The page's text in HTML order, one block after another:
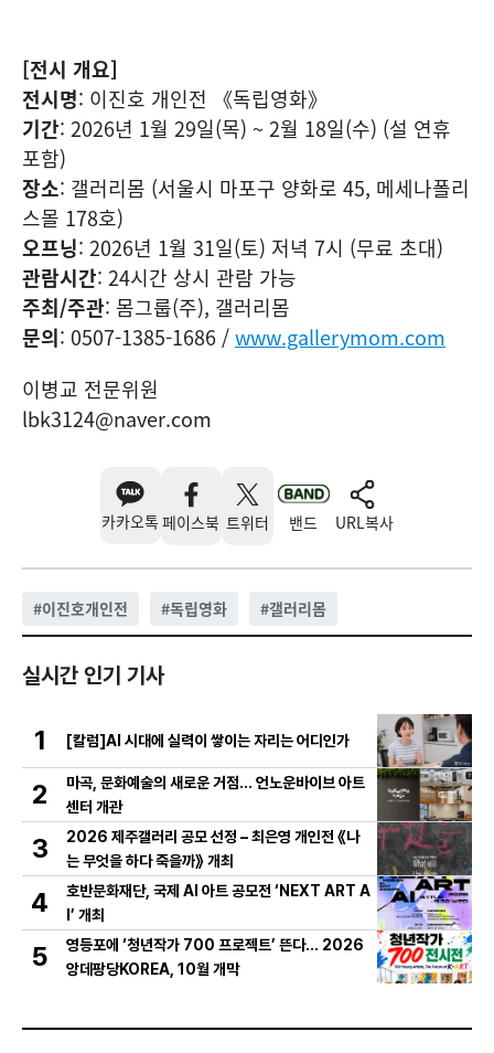
[전시 개요]
전시명: 이진호 개인전 《독립영화》
기간: 2026년 1월 29일(목) ~ 2월 18일(수) (설 연휴
포함)
장소: 갤러리몸 (서울시 마포구 양화로 45, 메세나폴리
스몰 178호)
오프닝: 2026년 1월 31일(토) 저녁 7시 (무료 초대)
관람시간: 24시간 상시 관람 가능
주최/주관: 몸그룹(주), 갤러리몸
문의: 0507-1385-1686 /www.gallerymom.com
이병교 전문위원
lbk3124@naver.com
카카오톡 페이스북 트위터 밴드 URL복사
#이진호개인전 #독립영화 #갤러리몸
실시간 인기 기사
1 [칼럼]AI 시대에 실력이 쌓이는 자리는 어디인가
2
마곡, 문화예술의 새로운 거점… 언노운바이브 아트
센터 개관
3
2026 제주갤러리 공모 선정 – 최은영 개인전 《나
는 무엇을 하다 죽을까》 개최
4
호반문화재단, 국제 AI 아트 공모전 ‘NEXT ART A
I’ 개최
5
영등포에 ‘청년작가 700 프로젝트’ 뜬다… 2026
앙데팡당KOREA, 10월 개막